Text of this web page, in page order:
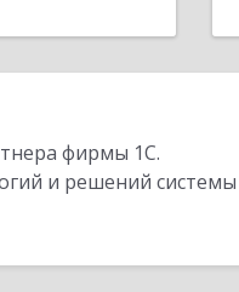
фирмы 1С.
и решений